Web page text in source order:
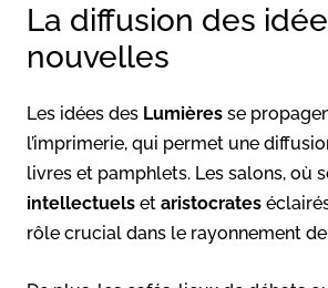
La diffusion des
nouvelles
Les idées des Lumières se
l’imprimerie, qui permet une
livres et pamphlets. Les salons, où
intellectuels et aristocrates
rôle crucial dans le rayonnement